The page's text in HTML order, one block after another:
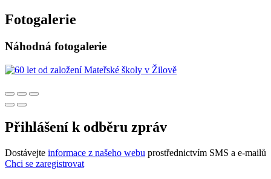
Fotogalerie
Náhodná fotogalerie
Přihlášení k odběru zpráv
Dostávejte informace z našeho webu prostřednictvím SMS a e-mailů
Chci se zaregistrovat